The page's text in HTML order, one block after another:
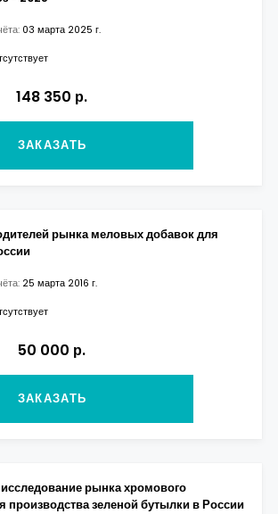
03 марта 2025 г.
148 350 р.
ЗАКАЗАТЬ
рынка меловых добавок для
25 марта 2016 г.
50 000 р.
ЗАКАЗАТЬ
рынка хромового
производства зеленой бутылки в России